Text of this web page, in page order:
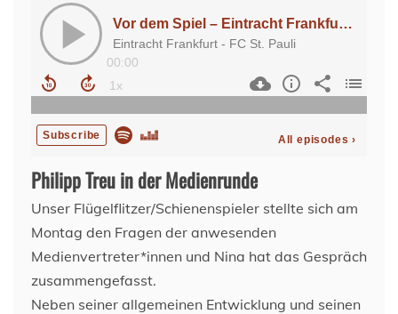
Philipp Treu in der Medienrunde
Unser Flügelflitzer/Schienenspieler stellte sich am
Montag den Fragen der anwesenden
Medienvertreter*innen und Nina hat das Gespräch
zusammengefasst.
Neben seiner allgemeinen Entwicklung und seinen